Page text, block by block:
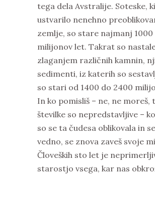
tega dela Avstralije. Soteske,
ustvarilo nenehno
zemlje, so stare najmanj 1000
milijonov let. Takrat so
zlaganjem različnih kamnin,
sedimenti, iz katerih so
so stari od 1400 do 2400
In ko pomisliš – ne, ne moreš,
številke so nepredstavljive –
so se ta čudesa oblikovala in
vedno, se znova zaveš svoje
Človeških sto let je
starostjo vsega, kar nas